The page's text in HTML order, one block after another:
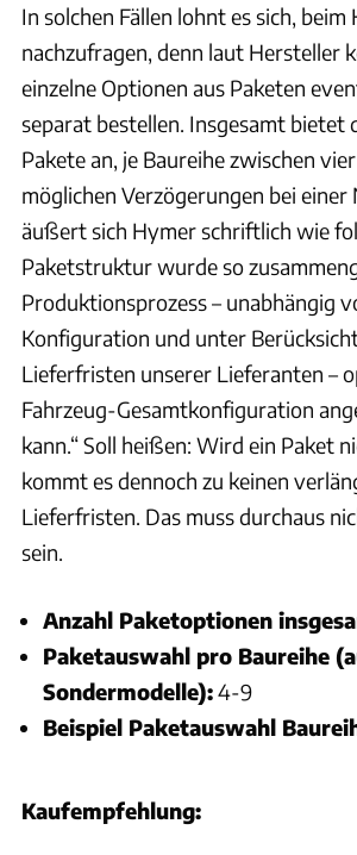
In solchen Fällen lohnt es sich, beim
nachzufragen, denn laut Hersteller
einzelne Optionen aus Paketen
separat bestellen. Insgesamt bietet
Pakete an, je Baureihe zwischen
möglichen Verzögerungen bei
äußert sich Hymer schriftlich wie
Paketstruktur wurde so
Produktionsprozess – unabhängig
Konfiguration und unter
Lieferfristen unserer Lieferanten –
Fahrzeug-Gesamtkonfiguration
kann.“ Soll heißen: Wird ein Paket
kommt es dennoch zu keinen
Lieferfristen. Das muss durchaus
sein.
Anzahl Paketoptionen
Paketauswahl pro Baureihe
Sondermodelle):4-9
Beispiel Paketauswahl
Kaufempfehlung: